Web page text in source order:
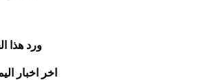
ورد هذا
اخر اخبار